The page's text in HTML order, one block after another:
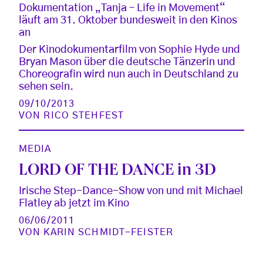
Dokumentation „Tanja – Life in Movement“
läuft am 31. Oktober bundesweit in den Kinos
an
Der Kinodokumentarfilm von Sophie Hyde und
Bryan Mason über die deutsche Tänzerin und
Choreografin wird nun auch in Deutschland zu
sehen sein.
09/10/2013
VON
RICO STEHFEST
MEDIA
LORD OF THE DANCE in 3D
Irische Step-Dance-Show von und mit Michael
Flatley ab jetzt im Kino
06/06/2011
VON
KARIN SCHMIDT-FEISTER